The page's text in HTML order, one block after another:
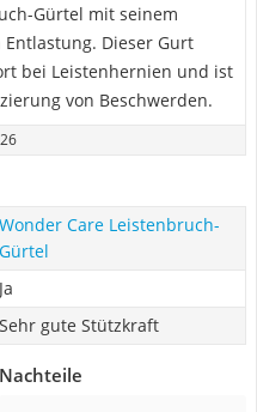
Gürtel mit seinem
Dieser Gurt
bei Leistenhernien und ist
von Beschwerden.
Wonder Care Leistenbruch-
Gürtel
Ja
Sehr gute Stützkraft
Nachteile